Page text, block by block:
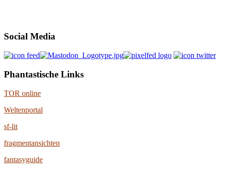
Social Media
Phantastische Links
TOR online
Weltenportal
sf-lit
fragmentansichten
fantasyguide